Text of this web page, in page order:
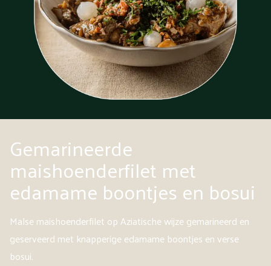
Gemarineerde
maishoenderfilet met
edamame boontjes en bosui
Malse maishoenderfilet op Aziatische wijze gemarineerd en
geserveerd met knapperige edamame boontjes en verse
bosui.